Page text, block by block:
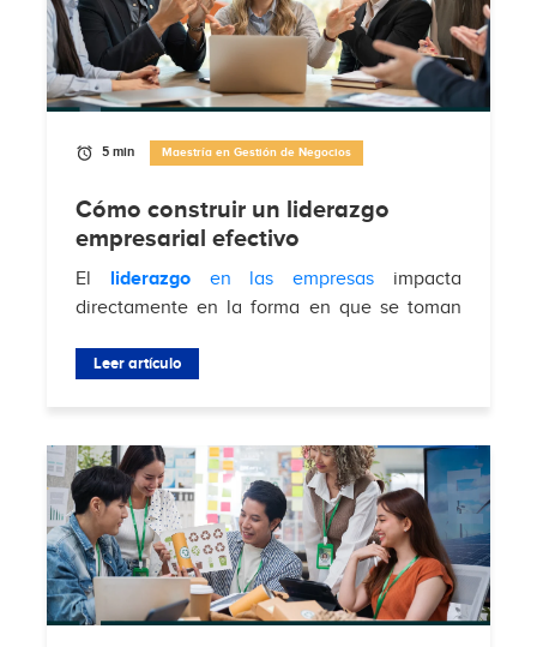
5 min Maestría en Gestión de Negocios
Cómo construir un liderazgo
empresarial efectivo
El liderazgoen las empresas impacta
directamente en la forma en que se toman
enfrentan desafíos del mercado. Según
Leer artículo